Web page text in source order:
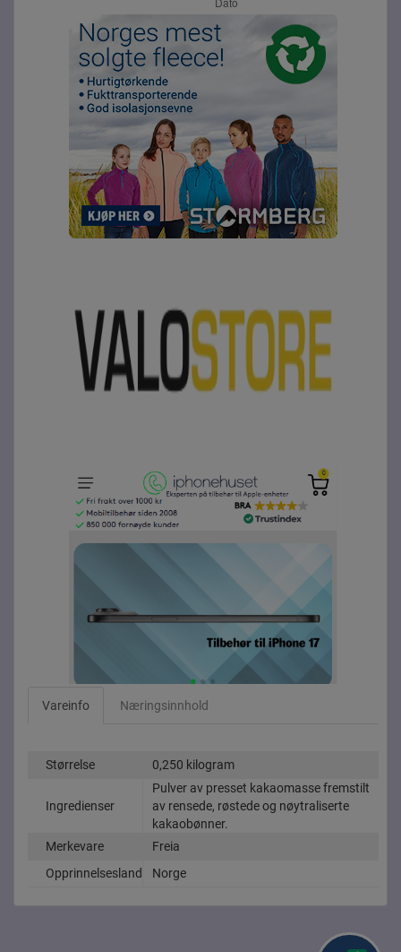
Vareinfo Næringsinnhold
Størrelse 0,250 kilogram
Ingredienser
Pulver av presset kakaomasse fremstilt
av rensede, røstede og nøytraliserte
kakaobønner.
Merkevare
Freia
Opprinnelsesland
Norge